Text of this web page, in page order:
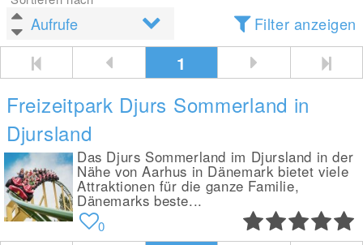
Filter anzeigen
1
Freizeitpark Djurs Sommerland in
Djursland
Das Djurs Sommerland im Djursland in der
Nähe von Aarhus in Dänemark bietet viele
Attraktionen für die ganze Familie,
Dänemarks beste...
0